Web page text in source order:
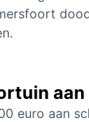
aan
euro aan